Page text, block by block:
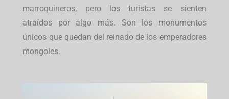
marroquineros, pero los turistas se sienten
atraídos por algo más. Son los monumentos
únicos que quedan del reinado de los emperadores
mongoles.